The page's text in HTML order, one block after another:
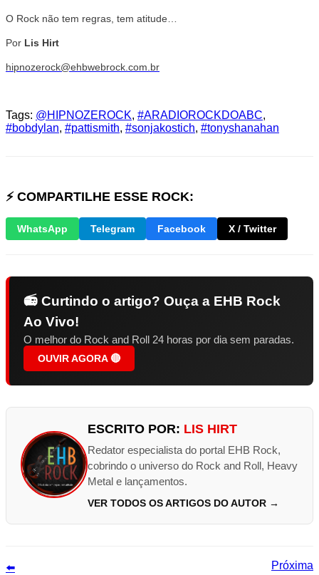
O Rock não tem regras, tem atitude…
Por Lis Hirt
hipnozerock@ehbwebrock.com.br
Tags: @HIPNOZEROCK, #ARADIOROCKDOABC,
#bobdylan, #pattismith, #sonjakostich, #tonyshanahan
⚡ COMPARTILHE ESSE ROCK:
WhatsApp Telegram Facebook X / Twitter
📻 Curtindo o artigo? Ouça a EHB Rock
Ao Vivo!
O melhor do Rock and Roll 24 horas por dia sem paradas.
OUVIR AGORA 🔴
ESCRITO POR: LIS HIRT
Redator especialista do portal EHB Rock,
cobrindo o universo do Rock and Roll, Heavy
Metal e lançamentos.
VER TODOS OS ARTIGOS DO AUTOR →
⬅️